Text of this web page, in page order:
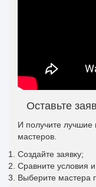
Оставьте
И получите
мастеров.
Создайте заявку;
Сравните условия
Выберите мастера